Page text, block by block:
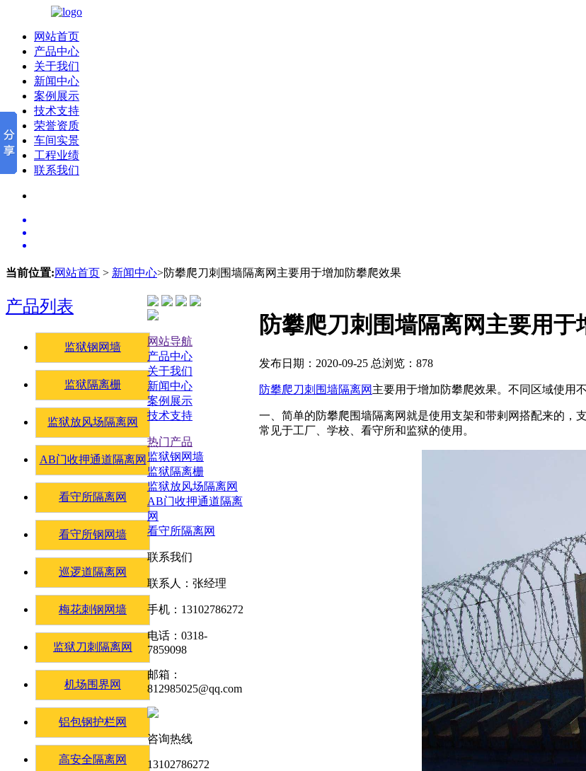
网站首页
产品中心
关于我们
新闻中心
案例展示
技术支持
荣誉资质
车间实景
工程业绩
联系我们
当前位置:网站首页 > 新闻中心>防攀爬刀刺围墙隔离网主要用于增加防攀爬效果
产品列表
监狱钢网墙
监狱隔离栅
监狱放风场隔离网
AB门收押通道隔离网
看守所隔离网
看守所钢网墙
巡逻道隔离网
梅花刺钢网墙
监狱刀刺隔离网
机场围界网
铝包钢护栏网
高安全隔离网
防攀爬刀刺围墙隔离网主要用于
发布日期：2020-09-25 总浏览： 878
防攀爬刀刺围墙隔离网 主要用于增加防攀爬效果。不同区域使用不
一、简单的防攀爬围墙隔离网就是使用支架和带剌网搭配来的，
常见于工厂、学校、看守所和监狱的使用。
网站导航
产品中心
关于我们
新闻中心
案例展示
技术支持
热门产品
监狱钢网墙
监狱隔离栅
监狱放风场隔离网
AB门收押通道隔离
网
看守所隔离网
联系我们
联系人：张经理
手机：13102786272
电话：0318-
7859098
邮箱：
812985025@qq.com
咨询热线
13102786272